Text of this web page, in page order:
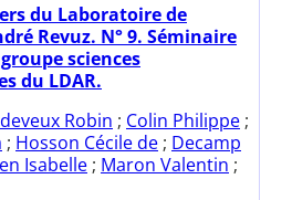
du Laboratoire de
Revuz. N° 9. Séminaire
sciences
du LDAR.
Robin ; Colin Philippe ;
; Hosson Cécile de ; Decamp
Isabelle ; Maron Valentin ;